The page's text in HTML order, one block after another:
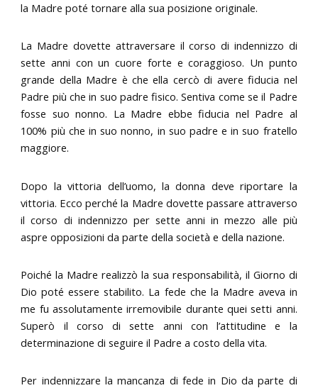
la Madre poté tornare alla sua posizione originale.
La Madre dovette attraversare il corso di indennizzo di
sette anni con un cuore forte e coraggioso. Un punto
grande della Madre è che ella cercò di avere fiducia nel
Padre più che in suo padre fisico. Sentiva come se il Padre
fosse suo nonno. La Madre ebbe fiducia nel Padre al
100% più che in suo nonno, in suo padre e in suo fratello
maggiore.
Dopo la vittoria dell’uomo, la donna deve riportare la
vittoria. Ecco perché la Madre dovette passare attraverso
il corso di indennizzo per sette anni in mezzo alle più
aspre opposizioni da parte della società e della nazione.
Poiché la Madre realizzò la sua responsabilità, il Giorno di
Dio poté essere stabilito. La fede che la Madre aveva in
me fu assolutamente irremovibile durante quei setti anni.
Superò il corso di sette anni con l’attitudine e la
determinazione di seguire il Padre a costo della vita.
Per indennizzare la mancanza di fede in Dio da parte di